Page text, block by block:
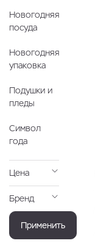
Новогодняя
посуда
Новогодняя
упаковка
Подушки и
пледы
Символ
года
Цена
Бренд
Применить